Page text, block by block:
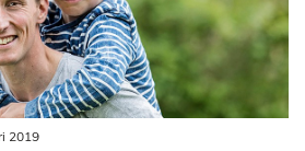
2019